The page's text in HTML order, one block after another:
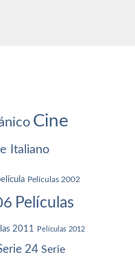
Cine
Italiano
Películas 2002
Películas
2011 Películas 2012
24 Serie